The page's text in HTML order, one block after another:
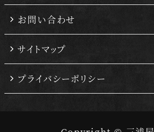
お問い合わせ
サイトマップ
プライバシーポリシー